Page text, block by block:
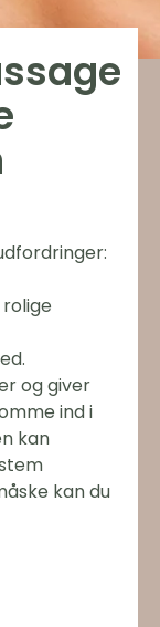
og giver
ind i
kan
kan du